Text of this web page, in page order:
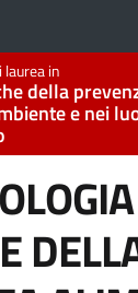
laurea in
della
e nei